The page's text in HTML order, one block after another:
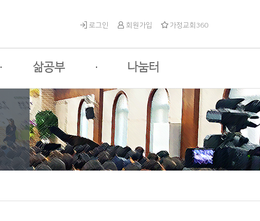
로그인 회원가입 가정교회360
· 삶공부
전체과정안내
필수과목 안내
선택과목 안내
· 나눔터
성안나눔터
게스트나눔터
자유게시판
사진게시판
영상게시판